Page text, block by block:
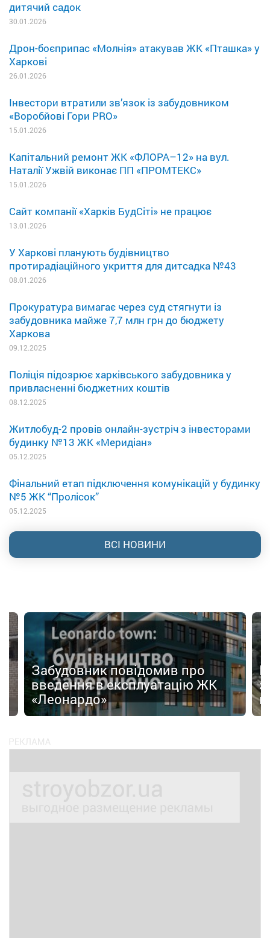
дитячий садок
30.01.2026
Дрон-боєприпас «Молнія» атакував ЖК «Пташка» у
Харкові
26.01.2026
Інвестори втратили зв’язок із забудовником
«Воробйові Гори PRO»
15.01.2026
Капітальний ремонт ЖК «ФЛОРА–12» на вул.
Наталії Ужвій виконає ПП «ПРОМТЕКС»
15.01.2026
Сайт компанії «Харків БудСіті» не працює
13.01.2026
У Харкові планують будівництво
протирадіаційного укриття для дитсадка №43
08.01.2026
Прокуратура вимагає через суд стягнути із
забудовника майже 7,7 млн грн до бюджету
Харкова
09.12.2025
Поліція підозрює харківського забудовника у
привласненні бюджетних коштів
08.12.2025
Житлобуд-2 провів онлайн-зустріч з інвесторами
будинку №13 ЖК «Меридіан»
05.12.2025
Фінальний етап підключення комунікацій у будинку
№5 ЖК “Пролісок”
05.12.2025
ВСІ НОВИНИ
Забудовник повідомив про
введення в експлуатацію ЖК
«Леонардо»